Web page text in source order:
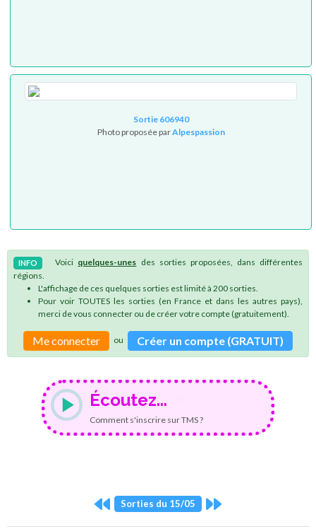
Sortie 606940
Photo proposée parAlpespassion
INFO Voici quelques-unes des sorties proposées, dans différentes
régions.
L'affichage de ces quelques sorties est limité à 200 sorties.
Pour voir TOUTES les sorties (en France et dans les autres pays),
merci de vous connecter ou de créer votre compte (gratuitement).
Me connecter ou Créer un compte (GRATUIT)
Écoutez...
Comment s'inscrire sur TMS ?
Sorties du 15/05